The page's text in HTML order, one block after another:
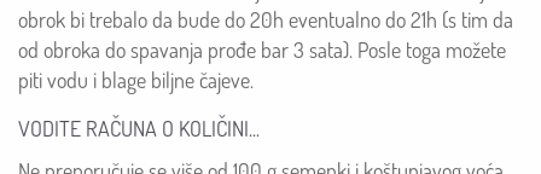
obrok bi trebalo da bude do 20h eventualno do 21h (s tim da
od obroka do spavanja prođe bar 3 sata). Posle toga možete
piti vodu i blage biljne čajeve.
VODITE RAČUNA O KOLIČINI...